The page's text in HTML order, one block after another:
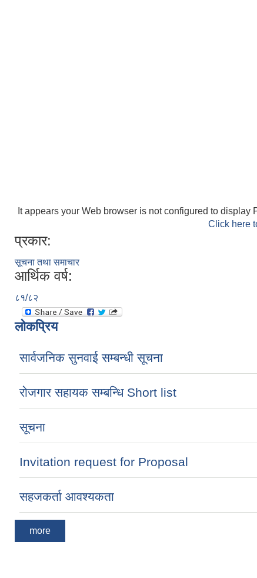
It appears your Web browser is not configured to display
Click here
प्रकार:
सूचना तथा समाचार
आर्थिक वर्ष:
८१/८२
लोकप्रिय
सार्वजनिक सुनवाई सम्बन्धी सूचना
रोजगार सहायक सम्बन्धि Short list
सूचना
Invitation request for Proposal
सहजकर्ता आवश्यकता
more